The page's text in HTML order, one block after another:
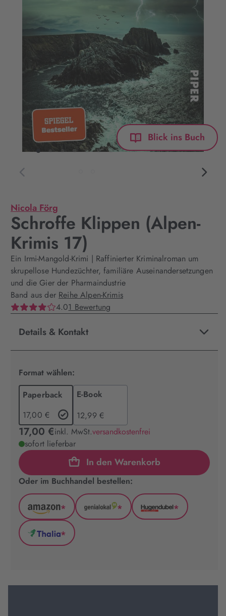
Blick ins Buch
Nicola Förg
Schroffe Klippen (Alpen-
Krimis 17)
Ein Irmi-Mangold-Krimi | Raffinierter Kriminalroman um
skrupellose Hundezüchter, familiäre Auseinandersetzungen
und die Gier der Pharmaindustrie
Band aus der Reihe Alpen-Krimis
4.01 Bewertung
Details & Kontakt
Format wählen:
Paperback
17,00 €
E-Book
12,99 €
17,00 €inkl. MwSt.versandkostenfrei
sofort lieferbar
In den Warenkorb
Oder im Buchhandel bestellen:
Amazon
(wird
in
neuem
*
GenialLokal
*
Hugendubel
*
Thalia
Tab
*